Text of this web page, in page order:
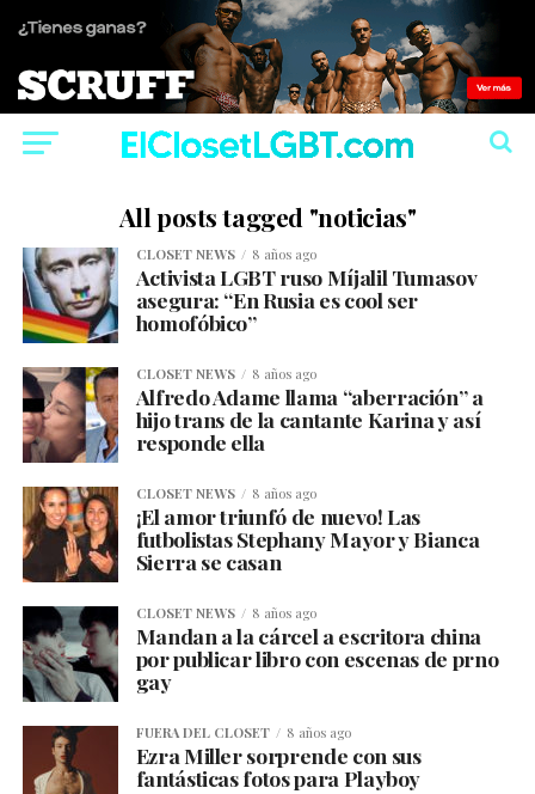
All posts tagged "noticias"
CLOSET NEWS 8 años ago
Activista LGBT ruso Míjalil Tumasov
asegura: “En Rusia es cool ser
homofóbico”
CLOSET NEWS 8 años ago
Alfredo Adame llama “aberración” a
hijo trans de la cantante Karina y así
responde ella
CLOSET NEWS 8 años ago
¡El amor triunfó de nuevo! Las
futbolistas Stephany Mayor y Bianca
Sierra se casan
CLOSET NEWS 8 años ago
Mandan a la cárcel a escritora china
por publicar libro con escenas de prno
gay
FUERA DEL CLOSET 8 años ago
Ezra Miller sorprende con sus
fantásticas fotos para Playboy